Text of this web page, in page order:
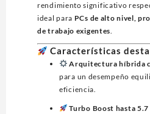
rendimiento significativo
ideal para PCs de alto nivel,
de trabajo exigentes.
Características
Arquitectura híbrida
para un desempeño
eficiencia.
Turbo Boost hasta 5.7